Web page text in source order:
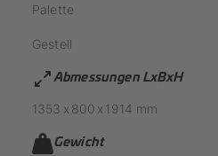
Palette
Gestell
Abmessungen LxBxH
1353 x 800 x 1914 mm
Gewicht